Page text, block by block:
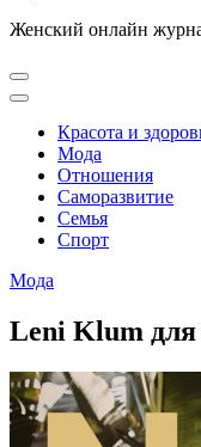
Женский онлайн
Красота и
Мода
Отношения
Саморазвитие
Семья
Спорт
Мода
Leni Klum для